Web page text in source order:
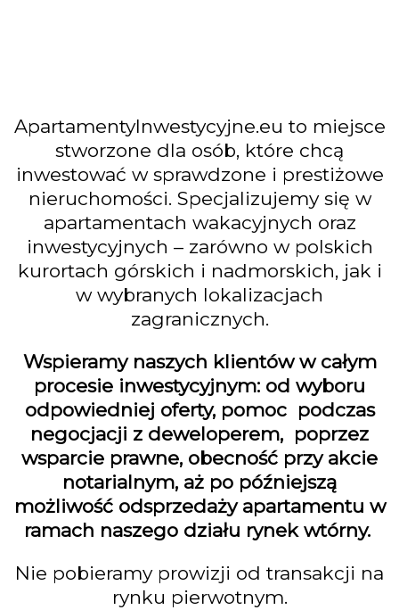
ApartamentyInwestycyjne.eu to miejsce
stworzone dla osób, które chcą
inwestować w sprawdzone i prestiżowe
nieruchomości. Specjalizujemy się w
apartamentach wakacyjnych oraz
inwestycyjnych – zarówno w polskich
kurortach górskich i nadmorskich, jak i
w wybranych lokalizacjach
zagranicznych.
Wspieramy naszych klientów w całym
procesie inwestycyjnym: od wyboru
odpowiedniej oferty, pomoc podczas
negocjacji z deweloperem, poprzez
wsparcie prawne, obecność przy akcie
notarialnym, aż po późniejszą
możliwość odsprzedaży apartamentu w
ramach naszego działu rynek wtórny.
Nie pobieramy prowizji od transakcji na
rynku pierwotnym.